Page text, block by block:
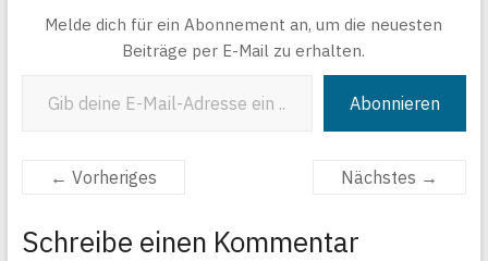
Melde dich für ein Abonnement an, um die neuesten
Beiträge per E-Mail zu erhalten.
Abonnieren
← Vorheriges Nächstes →
Schreibe einen Kommentar